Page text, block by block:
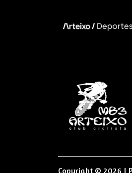
Copyright © 2026 |